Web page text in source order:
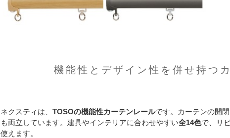
機能性とデザイン性を併せ持つ
ネクスティは、 TOSOの機能性カーテンレールです。カーテンの開
も両立しています。建具やインテリアに合わせやすい全14色で、リ
使えます。